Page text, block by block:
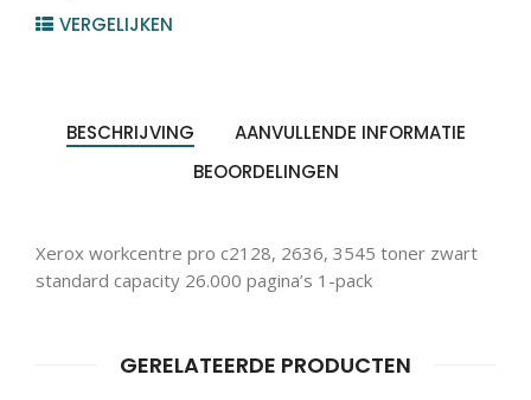
quantity
VERGELIJKEN
BESCHRIJVING
AANVULLENDE INFORMATIE
BEOORDELINGEN
Xerox workcentre pro c2128, 2636, 3545 toner zwart
standard capacity 26.000 pagina’s 1-pack
GERELATEERDE PRODUCTEN
Producten
zoeken ZOEKEN